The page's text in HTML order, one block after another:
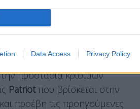
Data Access Privacy Policy
υποστήριξη για την
προστασία κρίσιμων
Patriotπου βρίσκεται στην
και προέβη τις προηγούμενες